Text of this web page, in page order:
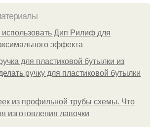
использовать Дип Рилиф для
эффекта
для пластиковой бутылки из
ручку для пластиковой бутылки
из профильной трубы схемы. Что
изготовления лавочки